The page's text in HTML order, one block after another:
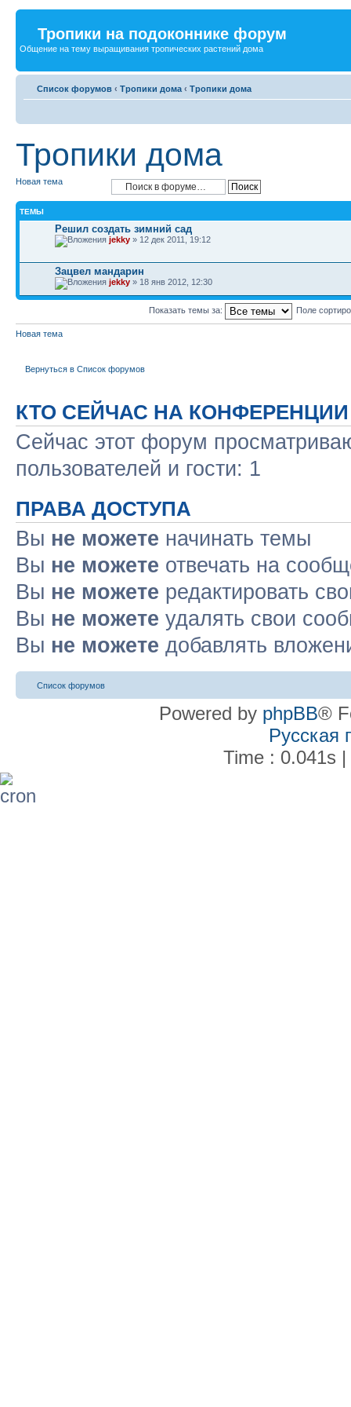
Тропики на подоконнике форум
Общение на тему выращивания тропических растений дома
Список форумов ‹ Тропики дома ‹ Тропики дома
Тропики дома
Новая тема
ТЕМЫ
Решил создать зимний сад
jekky » 12 дек 2011, 19:12
Зацвел мандарин
jekky » 18 янв 2012, 12:30
Показать темы за: Поле
Новая тема
Вернуться в Список форумов
КТО СЕЙЧАС НА КОНФЕРЕНЦИИ
Сейчас этот форум
пользователей и гости: 1
ПРАВА ДОСТУПА
Вы не можете начинать темы
Вы не можете отвечать на
Вы не можете редактировать
Вы не можете удалять свои
Вы не можете добавлять
Список форумов
Powered by phpBB®
Русская
Time : 0.041s